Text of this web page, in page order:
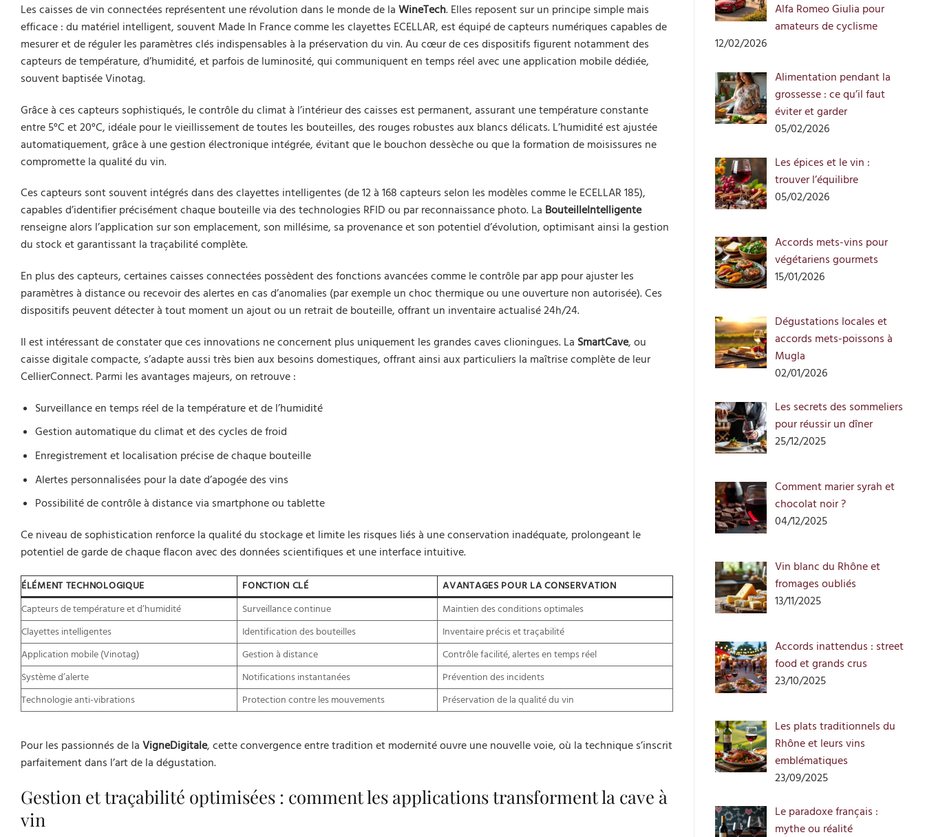
Les caisses de vin connectées représentent une révolution dans le monde de la WineTech. Elles reposent sur un principe simple mais
efficace : du matériel intelligent, souvent Made In France comme les clayettes ECELLAR, est équipé de capteurs numériques capables de
mesurer et de réguler les paramètres clés indispensables à la préservation du vin. Au cœur de ces dispositifs figurent notamment des
capteurs de température, d’humidité, et parfois de luminosité, qui communiquent en temps réel avec une application mobile dédiée,
souvent baptisée Vinotag.
Grâce à ces capteurs sophistiqués, le contrôle du climat à l’intérieur des caisses est permanent, assurant une température constante
entre 5°C et 20°C, idéale pour le vieillissement de toutes les bouteilles, des rouges robustes aux blancs délicats. L’humidité est ajustée
automatiquement, grâce à une gestion électronique intégrée, évitant que le bouchon dessèche ou que la formation de moisissures ne
compromette la qualité du vin.
Ces capteurs sont souvent intégrés dans des clayettes intelligentes (de 12 à 168 capteurs selon les modèles comme le ECELLAR 185),
capables d’identifier précisément chaque bouteille via des technologies RFID ou par reconnaissance photo. La BouteilleIntelligente
renseigne alors l’application sur son emplacement, son millésime, sa provenance et son potentiel d’évolution, optimisant ainsi la gestion
du stock et garantissant la traçabilité complète.
En plus des capteurs, certaines caisses connectées possèdent des fonctions avancées comme le contrôle par app pour ajuster les
paramètres à distance ou recevoir des alertes en cas d’anomalies (par exemple un choc thermique ou une ouverture non autorisée). Ces
dispositifs peuvent détecter à tout moment un ajout ou un retrait de bouteille, offrant un inventaire actualisé 24h/24.
Il est intéressant de constater que ces innovations ne concernent plus uniquement les grandes caves clioningues. La SmartCave, ou
caisse digitale compacte, s’adapte aussi très bien aux besoins domestiques, offrant ainsi aux particuliers la maîtrise complète de leur
CellierConnect. Parmi les avantages majeurs, on retrouve :
Surveillance en temps réel de la température et de l’humidité
Gestion automatique du climat et des cycles de froid
Enregistrement et localisation précise de chaque bouteille
Alertes personnalisées pour la date d’apogée des vins
Possibilité de contrôle à distance via smartphone ou tablette
Ce niveau de sophistication renforce la qualité du stockage et limite les risques liés à une conservation inadéquate, prolongeant le
potentiel de garde de chaque flacon avec des données scientifiques et une interface intuitive.
ÉLÉMENT TECHNOLOGIQUE FONCTION CLÉ
AVANTAGES POUR LA CONSERVATION
Capteurs de température et d’humidité
Surveillance continue
Maintien des conditions optimales
Clayettes intelligentes
Identification des bouteilles
Inventaire précis et traçabilité
Application mobile (Vinotag)
Gestion à distance
Contrôle facilité, alertes en temps réel
Système d’alerte
Notifications instantanées
Prévention des incidents
Technologie anti-vibrations
Protection contre les mouvements Préservation de la qualité du vin
Pour les passionnés de la VigneDigitale, cette convergence entre tradition et modernité ouvre une nouvelle voie, où la technique s’inscrit
parfaitement dans l’art de la dégustation.
Gestion et traçabilité optimisées : comment les applications transforment la cave à
vin
Alfa Romeo Giulia pour
amateurs de cyclisme
12/02/2026
Alimentation pendant la
grossesse : ce qu’il faut
éviter et garder
05/02/2026
Les épices et le vin :
trouver l’équilibre
05/02/2026
Accords mets-vins pour
végétariens gourmets
15/01/2026
Dégustations locales et
accords mets-poissons à
Mugla
02/01/2026
Les secrets des sommeliers
pour réussir un dîner
25/12/2025
Comment marier syrah et
chocolat noir ?
04/12/2025
Vin blanc du Rhône et
fromages oubliés
13/11/2025
Accords inattendus : street
food et grands crus
23/10/2025
Les plats traditionnels du
Rhône et leurs vins
emblématiques
23/09/2025
Le paradoxe français :
mythe ou réalité